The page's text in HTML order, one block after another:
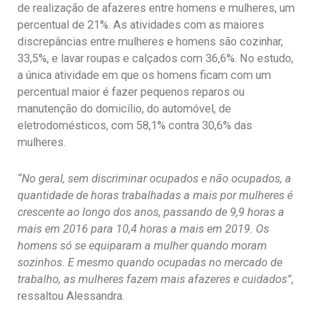
de realização de afazeres entre homens e mulheres, um
percentual de 21%. As atividades com as maiores
discrepâncias entre mulheres e homens são cozinhar,
33,5%, e lavar roupas e calçados com 36,6%. No estudo,
a única atividade em que os homens ficam com um
percentual maior é fazer pequenos reparos ou
manutenção do domicílio, do automóvel, de
eletrodomésticos, com 58,1% contra 30,6% das
mulheres.
“No geral, sem discriminar ocupados e não ocupados, a
quantidade de horas trabalhadas a mais por mulheres é
crescente ao longo dos anos, passando de 9,9 horas a
mais em 2016 para 10,4 horas a mais em 2019. Os
homens só se equiparam a mulher quando moram
sozinhos. E mesmo quando ocupadas no mercado de
trabalho, as mulheres fazem mais afazeres e cuidados”,
ressaltou Alessandra.